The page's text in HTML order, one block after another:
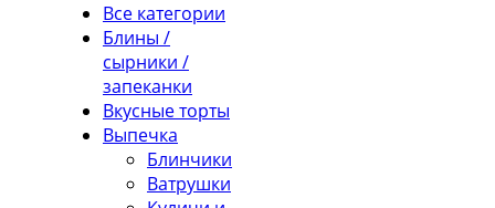
Все категории
Блины /
сырники /
запеканки
Вкусные торты
Выпечка
Блинчики
Ватрушки